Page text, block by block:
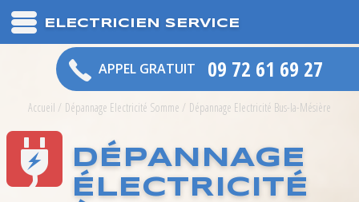
ELECTRICIEN SERVICE
APPEL GRATUIT 09 72 61 69 27
Accueil / Dépannage Electricité Somme / Dépannage Electricité Bus-la-Mésière
DÉPANNAGE
ÉLECTRICITÉ